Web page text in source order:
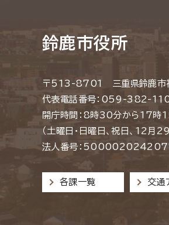
鈴鹿市役所
〒513-8701 三重県鈴鹿市
代表電話番号：059-382-
開庁時間：8時30分から17時
（土曜日・日曜日、祝日、12月
法人番号：
各課一覧 交通